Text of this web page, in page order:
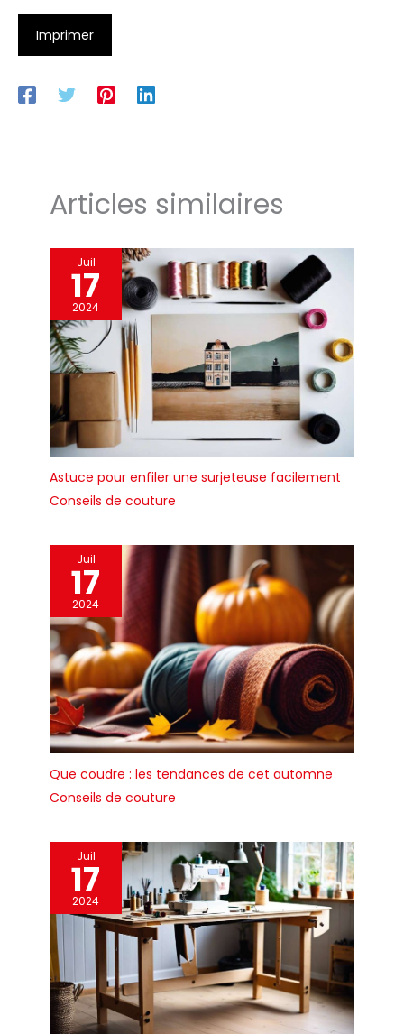
Imprimer
Articles similaires
Juil
17
2024
Astuce pour enfiler une surjeteuse facilement
Conseils de couture
Juil
17
2024
Que coudre : les tendances de cet automne
Conseils de couture
Juil
17
2024